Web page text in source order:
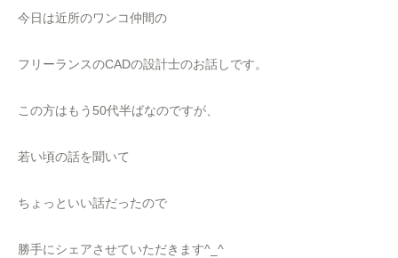
今日は近所のワンコ仲間の
フリーランスのCADの設計士のお話しです。
この方はもう50代半ばなのですが、
若い頃の話を聞いて
ちょっといい話だったので
勝手にシェアさせていただきます^_^